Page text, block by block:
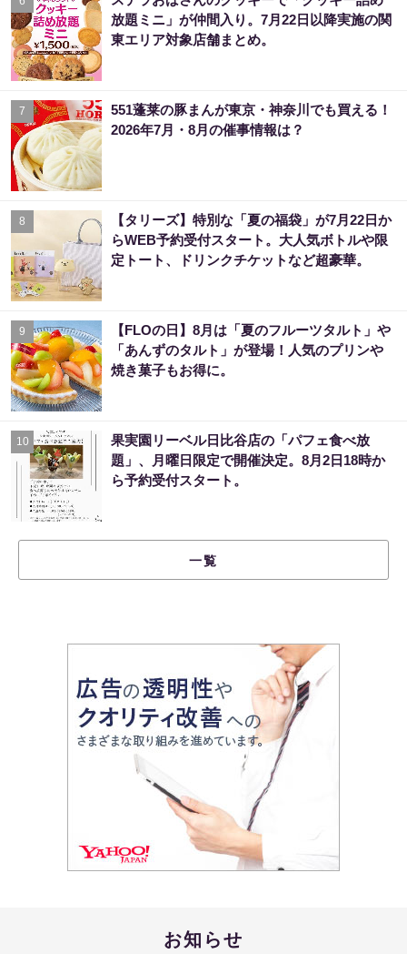
放題ミニ」が仲間入り。7月22日以降実施の関
東エリア対象店舗まとめ。
7
551蓬莱の豚まんが東京・神奈川でも買える！
2026年7月・8月の催事情報は？
8
【タリーズ】特別な「夏の福袋」が7月22日か
らWEB予約受付スタート。大人気ボトルや限
定トート、ドリンクチケットなど超豪華。
9
【FLOの日】8月は「夏のフルーツタルト」や
「あんずのタルト」が登場！人気のプリンや
焼き菓子もお得に。
10
果実園リーベル日比谷店の「パフェ食べ放
題」、月曜日限定で開催決定。8月2日18時か
ら予約受付スタート。
一覧
お知らせ